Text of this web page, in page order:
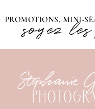
PROMOTIONS, MINI-
soyez